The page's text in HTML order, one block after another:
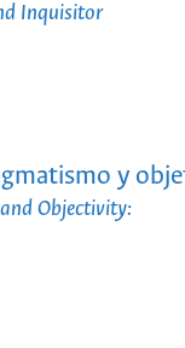
Inquisitor
y
Objectivity: